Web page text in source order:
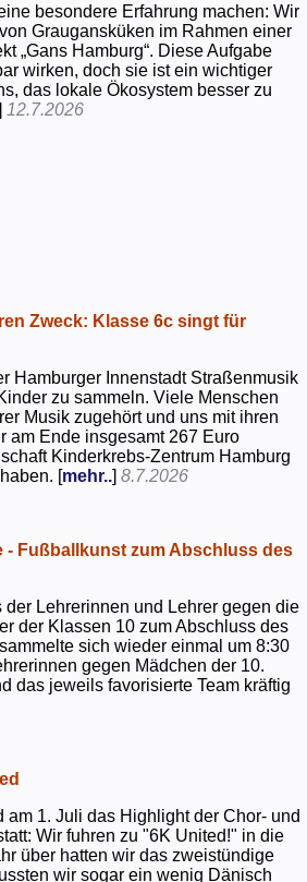
besondere Erfahrung machen: Wir
Graugansküken im Rahmen einer
„Gans Hamburg“. Diese Aufgabe
wirken, doch sie ist ein wichtiger
das lokale Ökosystem besser zu
12.7.2026
Zweck: Klasse 6c singt für
Hamburger Innenstadt Straßenmusik
zu sammeln. Viele Menschen
Musik zugehört und uns mit ihren
am Ende insgesamt 267 Euro
Kinderkrebs-Zentrum Hamburg
[mehr..]8.7.2026
Fußballkunst zum Abschluss des
Lehrerinnen und Lehrer gegen die
der Klassen 10 zum Abschluss des
sich wieder einmal um 8:30
gegen Mädchen der 10.
das jeweils favorisierte Team kräftig
1. Juli das Highlight der Chor- und
Wir fuhren zu "6K United!" in die
über hatten wir das zweistündige
wir sogar ein wenig Dänisch